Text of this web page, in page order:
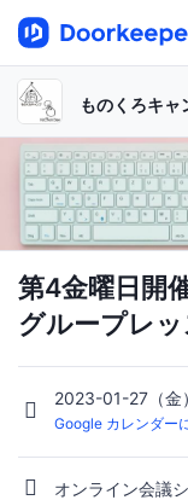
ものくろキ
第4金曜日開
グループレッ
2023-01-27（
Google カレンダー
オンライン会議